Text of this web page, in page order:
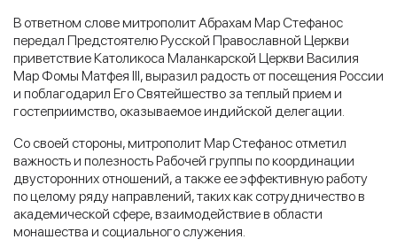
В ответном слове митрополит Абрахам Мар Стефанос
передал Предстоятелю Русской Православной Церкви
приветствие Католикоса Маланкарской Церкви Василия
Мар Фомы Матфея III, выразил радость от посещения России
и поблагодарил Его Святейшество за теплый прием и
гостеприимство, оказываемое индийской делегации.
Со своей стороны, митрополит Мар Стефанос отметил
важность и полезность Рабочей группы по координации
двусторонних отношений, а также ее эффективную работу
по целому ряду направлений, таких как сотрудничество в
академической сфере, взаимодействие в области
монашества и социального служения.